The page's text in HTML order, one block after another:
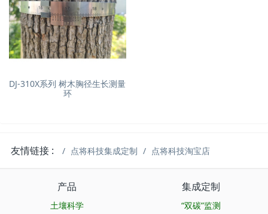
DJ-310X系列 树木胸径生长测量
环
友情链接 : 点将科技集成定制 点将科技淘宝店
产品
土壤科学
集成定制
“双碳”监测